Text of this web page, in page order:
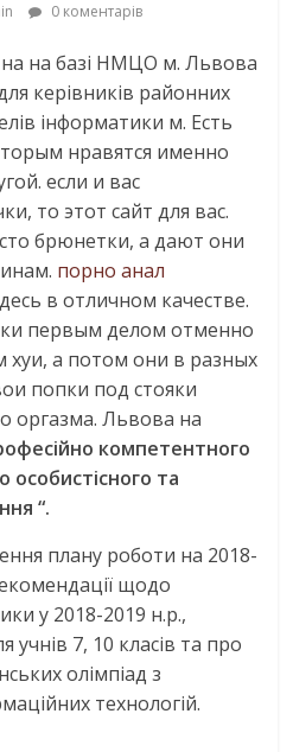
0 коментарів
на на базі НМЦО м. Львова
керівників районних
інформатики м. Есть
нравятся именно
если и вас
то этот сайт для вас.
брюнетки, а дают они
порно анал
в отличном качестве.
первым делом отменно
хуи, а потом они в разных
попки под стояки
оргазма. Львова на
компетентного
особистісного та
“.
плану роботи на 2018-
щодо
у 2018-2019 н.р.,
учнів 7, 10 класів та про
олімпіад з
технологій.